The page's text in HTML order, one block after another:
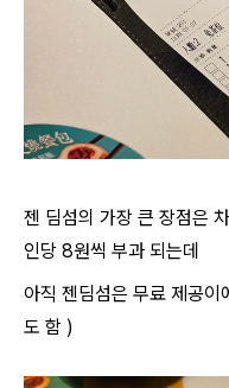
젠 딤섬의 가장 큰 장점은
인당 8원씩 부과 되는데
아직 젠딤섬은 무료 제공이
도 함 )